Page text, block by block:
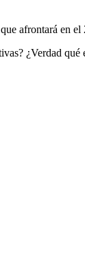
afrontará en
¿Verdad qué